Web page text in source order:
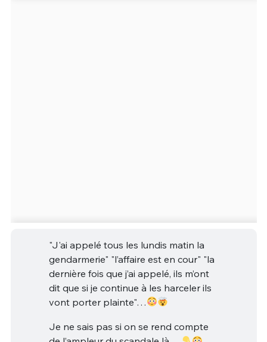
"J'ai appelé tous les lundis matin la
gendarmerie" "l’affaire est en cour" "la
dernière fois que j’ai appelé, ils m’ont
dit que si je continue à les harceler ils
vont porter plainte"…
Je ne sais pas si on se rend compte